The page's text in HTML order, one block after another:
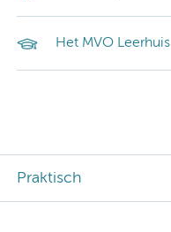
Het MVO Leerhuis
Praktisch